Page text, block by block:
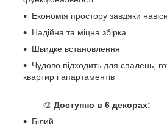
Економія простору завдяки
Надійна та міцна збірка
Швидке встановлення
Чудово підходить для спалень,
квартир і апартаментів
🎨 ​​​​ Доступно в 6 декорах:
Білий